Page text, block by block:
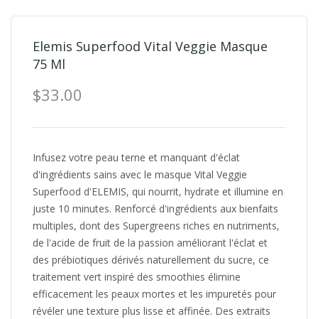
Elemis Superfood Vital Veggie Masque
75 Ml
$33.00
Infusez votre peau terne et manquant d'éclat
d'ingrédients sains avec le masque Vital Veggie
Superfood d'ELEMIS, qui nourrit, hydrate et illumine en
juste 10 minutes. Renforcé d'ingrédients aux bienfaits
multiples, dont des Supergreens riches en nutriments,
de l'acide de fruit de la passion améliorant l'éclat et
des prébiotiques dérivés naturellement du sucre, ce
traitement vert inspiré des smoothies élimine
efficacement les peaux mortes et les impuretés pour
révéler une texture plus lisse et affinée. Des extraits